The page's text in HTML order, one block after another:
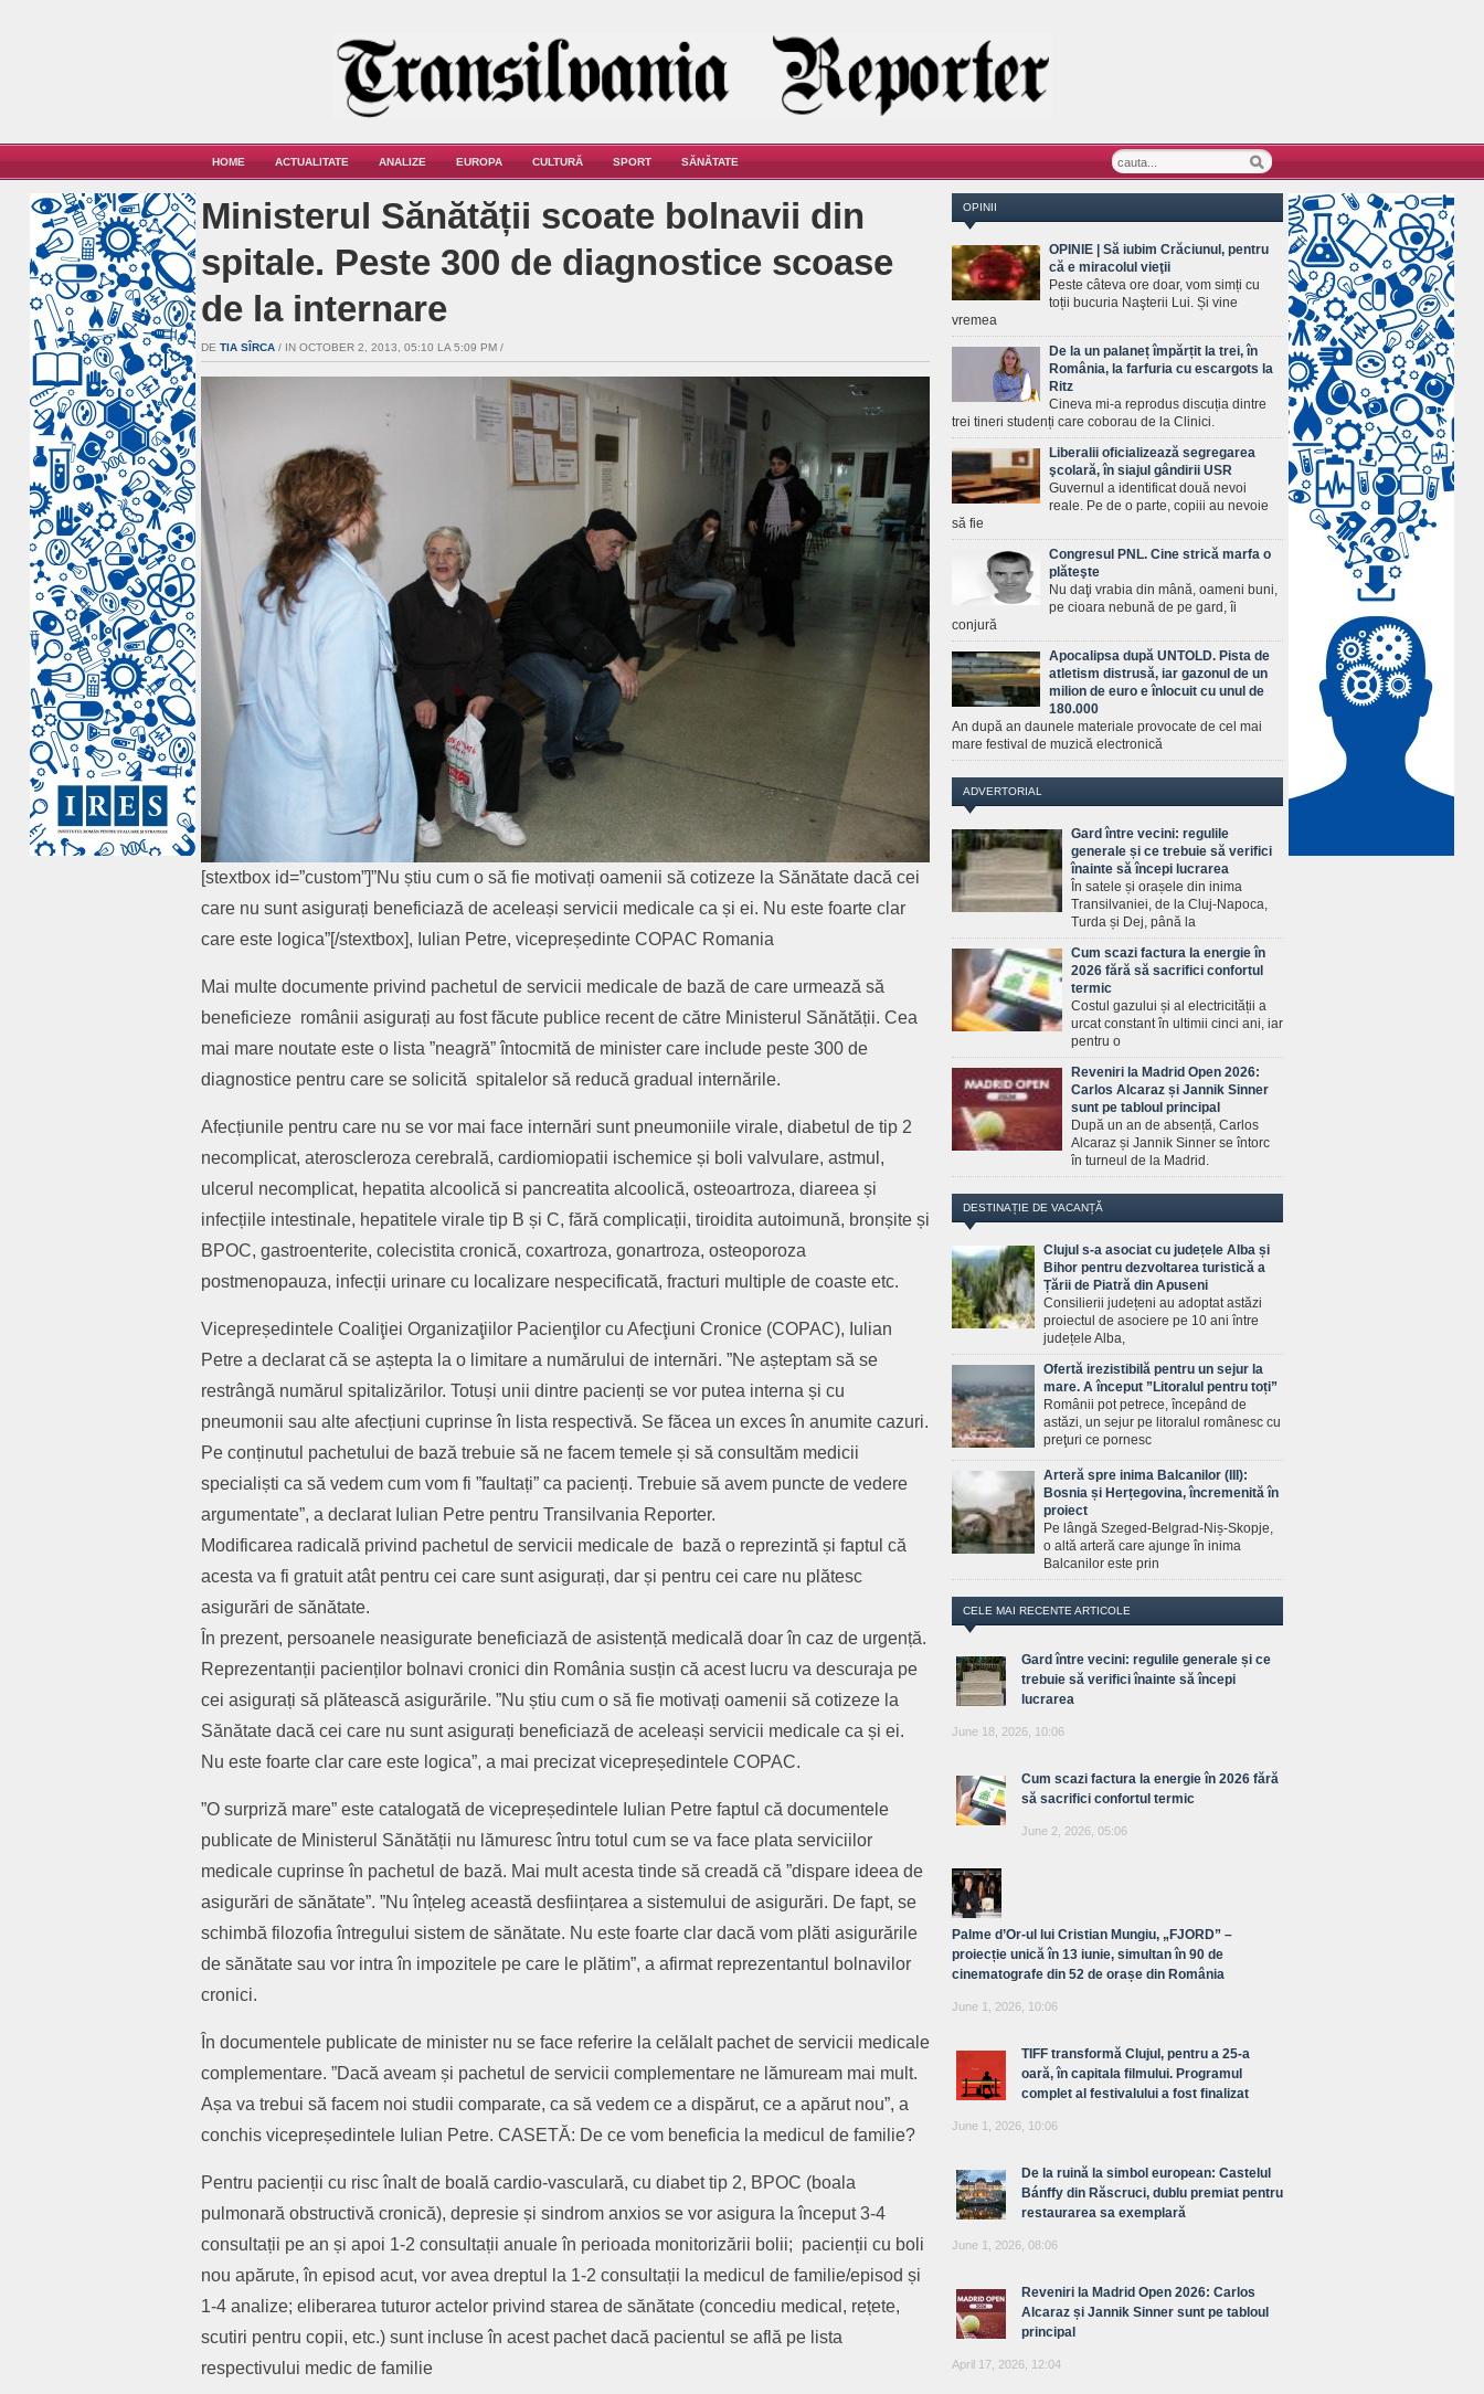
HOME ACTUALITATE ANALIZE EUROPA CULTURĂ SPORT SĂNĂTATE
Ministerul Sănătății scoate bolnavii din
spitale. Peste 300 de diagnostice scoase
de la internare
DE TIA SÎRCA / IN OCTOBER 2, 2013, 05:10 LA 5:09 PM /
[stextbox id=”custom”]”Nu știu cum o să fie motivați oamenii să cotizeze la Sănătate dacă cei
care nu sunt asigurați beneficiază de aceleași servicii medicale ca și ei. Nu este foarte clar
care este logica”[/stextbox], Iulian Petre, vicepreședinte COPAC Romania
Mai multe documente privind pachetul de servicii medicale de bază de care urmează să
beneficieze românii asigurați au fost făcute publice recent de către Ministerul Sănătății. Cea
mai mare noutate este o lista ”neagră” întocmită de minister care include peste 300 de
diagnostice pentru care se solicită spitalelor să reducă gradual internările.
Afecțiunile pentru care nu se vor mai face internări sunt pneumoniile virale, diabetul de tip 2
necomplicat, ateroscleroza cerebrală, cardiomiopatii ischemice și boli valvulare, astmul,
ulcerul necomplicat, hepatita alcoolică si pancreatita alcoolică, osteoartroza, diareea și
infecțiile intestinale, hepatitele virale tip B și C, fără complicații, tiroidita autoimună, bronșite și
BPOC, gastroenterite, colecistita cronică, coxartroza, gonartroza, osteoporoza
postmenopauza, infecții urinare cu localizare nespecificată, fracturi multiple de coaste etc.
Vicepreședintele Coaliţiei Organizaţiilor Pacienţilor cu Afecţiuni Cronice (COPAC), Iulian
Petre a declarat că se aștepta la o limitare a numărului de internări. ”Ne așteptam să se
restrângă numărul spitalizărilor. Totuși unii dintre pacienți se vor putea interna și cu
pneumonii sau alte afecțiuni cuprinse în lista respectivă. Se făcea un exces în anumite cazuri.
Pe conținutul pachetului de bază trebuie să ne facem temele și să consultăm medicii
specialiști ca să vedem cum vom fi ”faultați” ca pacienți. Trebuie să avem puncte de vedere
argumentate”, a declarat Iulian Petre pentru Transilvania Reporter.
Modificarea radicală privind pachetul de servicii medicale de bază o reprezintă și faptul că
acesta va fi gratuit atât pentru cei care sunt asigurați, dar și pentru cei care nu plătesc
asigurări de sănătate.
În prezent, persoanele neasigurate beneficiază de asistență medicală doar în caz de urgență.
Reprezentanții pacienților bolnavi cronici din România susțin că acest lucru va descuraja pe
cei asigurați să plătească asigurările. ”Nu știu cum o să fie motivați oamenii să cotizeze la
Sănătate dacă cei care nu sunt asigurați beneficiază de aceleași servicii medicale ca și ei.
Nu este foarte clar care este logica”, a mai precizat vicepreședintele COPAC.
”O surpriză mare” este catalogată de vicepreședintele Iulian Petre faptul că documentele
publicate de Ministerul Sănătății nu lămuresc întru totul cum se va face plata serviciilor
medicale cuprinse în pachetul de bază. Mai mult acesta tinde să creadă că ”dispare ideea de
asigurări de sănătate”. ”Nu înțeleg această desființarea a sistemului de asigurări. De fapt, se
schimbă filozofia întregului sistem de sănătate. Nu este foarte clar dacă vom plăti asigurările
de sănătate sau vor intra în impozitele pe care le plătim”, a afirmat reprezentantul bolnavilor
cronici.
În documentele publicate de minister nu se face referire la celălalt pachet de servicii medicale
complementare. ”Dacă aveam și pachetul de servicii complementare ne lămuream mai mult.
Așa va trebui să facem noi studii comparate, ca să vedem ce a dispărut, ce a apărut nou”, a
conchis vicepreședintele Iulian Petre. CASETĂ: De ce vom beneficia la medicul de familie?
Pentru pacienții cu risc înalt de boală cardio-vasculară, cu diabet tip 2, BPOC (boala
pulmonară obstructivă cronică), depresie și sindrom anxios se vor asigura la început 3-4
consultații pe an și apoi 1-2 consultații anuale în perioada monitorizării bolii; pacienții cu boli
nou apărute, în episod acut, vor avea dreptul la 1-2 consultații la medicul de familie/episod și
1-4 analize; eliberarea tuturor actelor privind starea de sănătate (concediu medical, rețete,
scutiri pentru copii, etc.) sunt incluse în acest pachet dacă pacientul se află pe lista
respectivului medic de familie
OPINII
OPINIE | Să iubim Crăciunul, pentru
că e miracolul vieţii
Peste câteva ore doar, vom simți cu
toții bucuria Naşterii Lui. Și vine
vremea
De la un palaneț împărțit la trei, în
România, la farfuria cu escargots la
Ritz
Cineva mi-a reprodus discuția dintre
trei tineri studenți care coborau de la Clinici.
Liberalii oficializează segregarea
şcolară, în siajul gândirii USR
Guvernul a identificat două nevoi
reale. Pe de o parte, copiii au nevoie
să fie
Congresul PNL. Cine strică marfa o
plăteşte
Nu daţi vrabia din mână, oameni buni,
pe cioara nebună de pe gard, îi
conjură
Apocalipsa după UNTOLD. Pista de
atletism distrusă, iar gazonul de un
milion de euro e înlocuit cu unul de
180.000
An după an daunele materiale provocate de cel mai
mare festival de muzică electronică
ADVERTORIAL
Gard între vecini: regulile
generale și ce trebuie să verifici
înainte să începi lucrarea
În satele și orașele din inima
Transilvaniei, de la Cluj-Napoca,
Turda și Dej, până la
Cum scazi factura la energie în
2026 fără să sacrifici confortul
termic
Costul gazului și al electricității a
urcat constant în ultimii cinci ani, iar
pentru o
Reveniri la Madrid Open 2026:
Carlos Alcaraz și Jannik Sinner
sunt pe tabloul principal
După un an de absență, Carlos
Alcaraz și Jannik Sinner se întorc
în turneul de la Madrid.
DESTINAȚIE DE VACANȚĂ
Clujul s-a asociat cu județele Alba și
Bihor pentru dezvoltarea turistică a
Țării de Piatră din Apuseni
Consilierii județeni au adoptat astăzi
proiectul de asociere pe 10 ani între
județele Alba,
Ofertă irezistibilă pentru un sejur la
mare. A început ”Litoralul pentru toți”
Românii pot petrece, începând de
astăzi, un sejur pe litoralul românesc cu
preţuri ce pornesc
Arteră spre inima Balcanilor (III):
Bosnia și Herțegovina, încremenită în
proiect
Pe lângă Szeged-Belgrad-Niș-Skopje,
o altă arteră care ajunge în inima
Balcanilor este prin
CELE MAI RECENTE ARTICOLE
Gard între vecini: regulile generale și ce
trebuie să verifici înainte să începi
lucrarea
June 18, 2026, 10:06
Cum scazi factura la energie în 2026 fără
să sacrifici confortul termic
June 2, 2026, 05:06
Palme d’Or-ul lui Cristian Mungiu, „FJORD” –
proiecție unică în 13 iunie, simultan în 90 de
cinematografe din 52 de orașe din România
June 1, 2026, 10:06
TIFF transformă Clujul, pentru a 25-a
oară, în capitala filmului. Programul
complet al festivalului a fost finalizat
June 1, 2026, 10:06
De la ruină la simbol european: Castelul
Bánffy din Răscruci, dublu premiat pentru
restaurarea sa exemplară
June 1, 2026, 08:06
Reveniri la Madrid Open 2026: Carlos
Alcaraz și Jannik Sinner sunt pe tabloul
principal
April 17, 2026, 12:04